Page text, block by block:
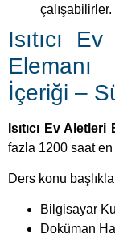
çalışabilirler.
Isıtıcı
Elemanı
İçeriği –
Isıtıcı Ev Aletleri
fazla 1200 saat
Ders konu
Bilgisayar
Doküman